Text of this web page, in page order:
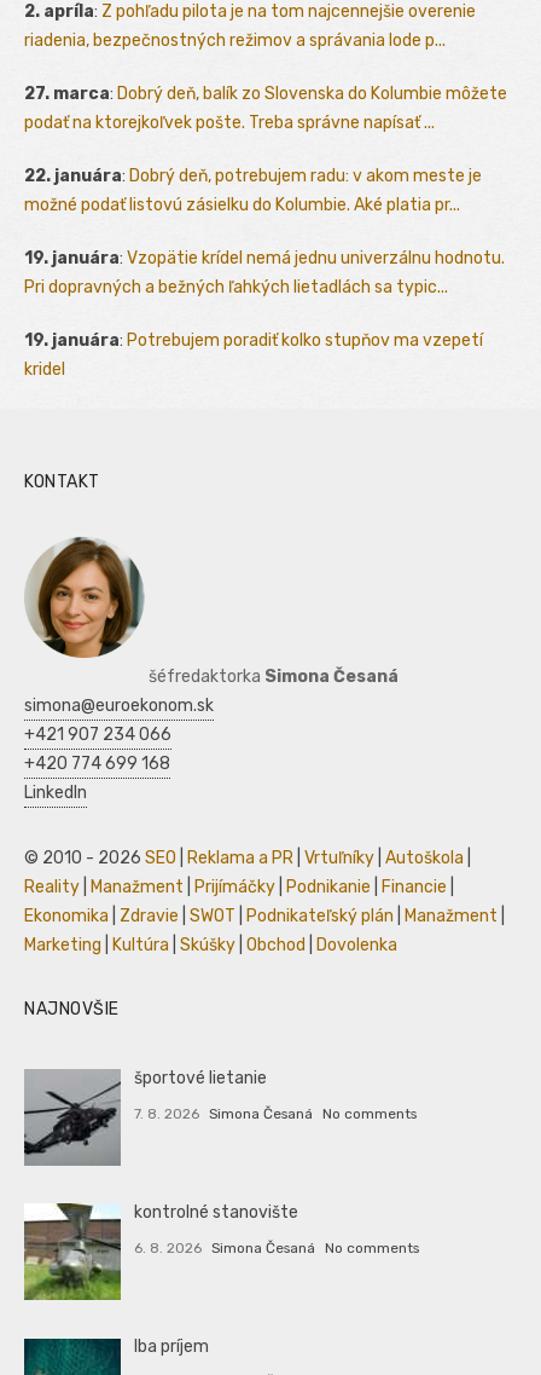
2. apríla: Z pohľadu pilota je na tom najcennejšie overenie
riadenia, bezpečnostných režimov a správania lode p...
27. marca: Dobrý deň, balík zo Slovenska do Kolumbie môžete
podať na ktorejkoľvek pošte. Treba správne napísať ...
22. januára: Dobrý deň, potrebujem radu: v akom meste je
možné podať listovú zásielku do Kolumbie. Aké platia pr...
19. januára: Vzopätie krídel nemá jednu univerzálnu hodnotu.
Pri dopravných a bežných ľahkých lietadlách sa typic...
19. januára: Potrebujem poradiť kolko stupňov ma vzepetí
kridel
KONTAKT
šéfredaktorka Simona Česaná
simona@euroekonom.sk
+421 907 234 066
+420 774 699 168
LinkedIn
© 2010 - 2026 SEO Reklama a PR Vrtuľníky Autoškola
Reality
Manažment Prijímáčky Podnikanie Financie
Ekonomika
Zdravie SWOT Podnikateľský plán Manažment
Marketing
Kultúra Skúšky Obchod Dovolenka
NAJNOVŠIE
športové lietanie
7. 8. 2026 Simona Česaná No comments
kontrolné stanovište
6. 8. 2026 Simona Česaná No comments
Iba príjem